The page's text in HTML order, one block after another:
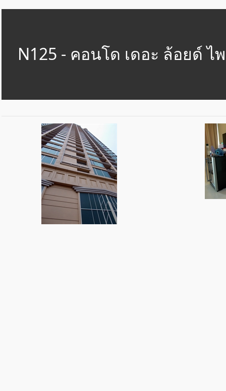
N125 - คอนโด เดอะ ล้อยด์ ไ